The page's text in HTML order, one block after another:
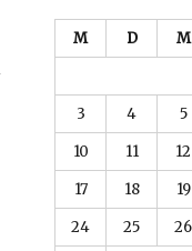
M D M
3
4 5
10
11 12
17
18 19
24
25 26